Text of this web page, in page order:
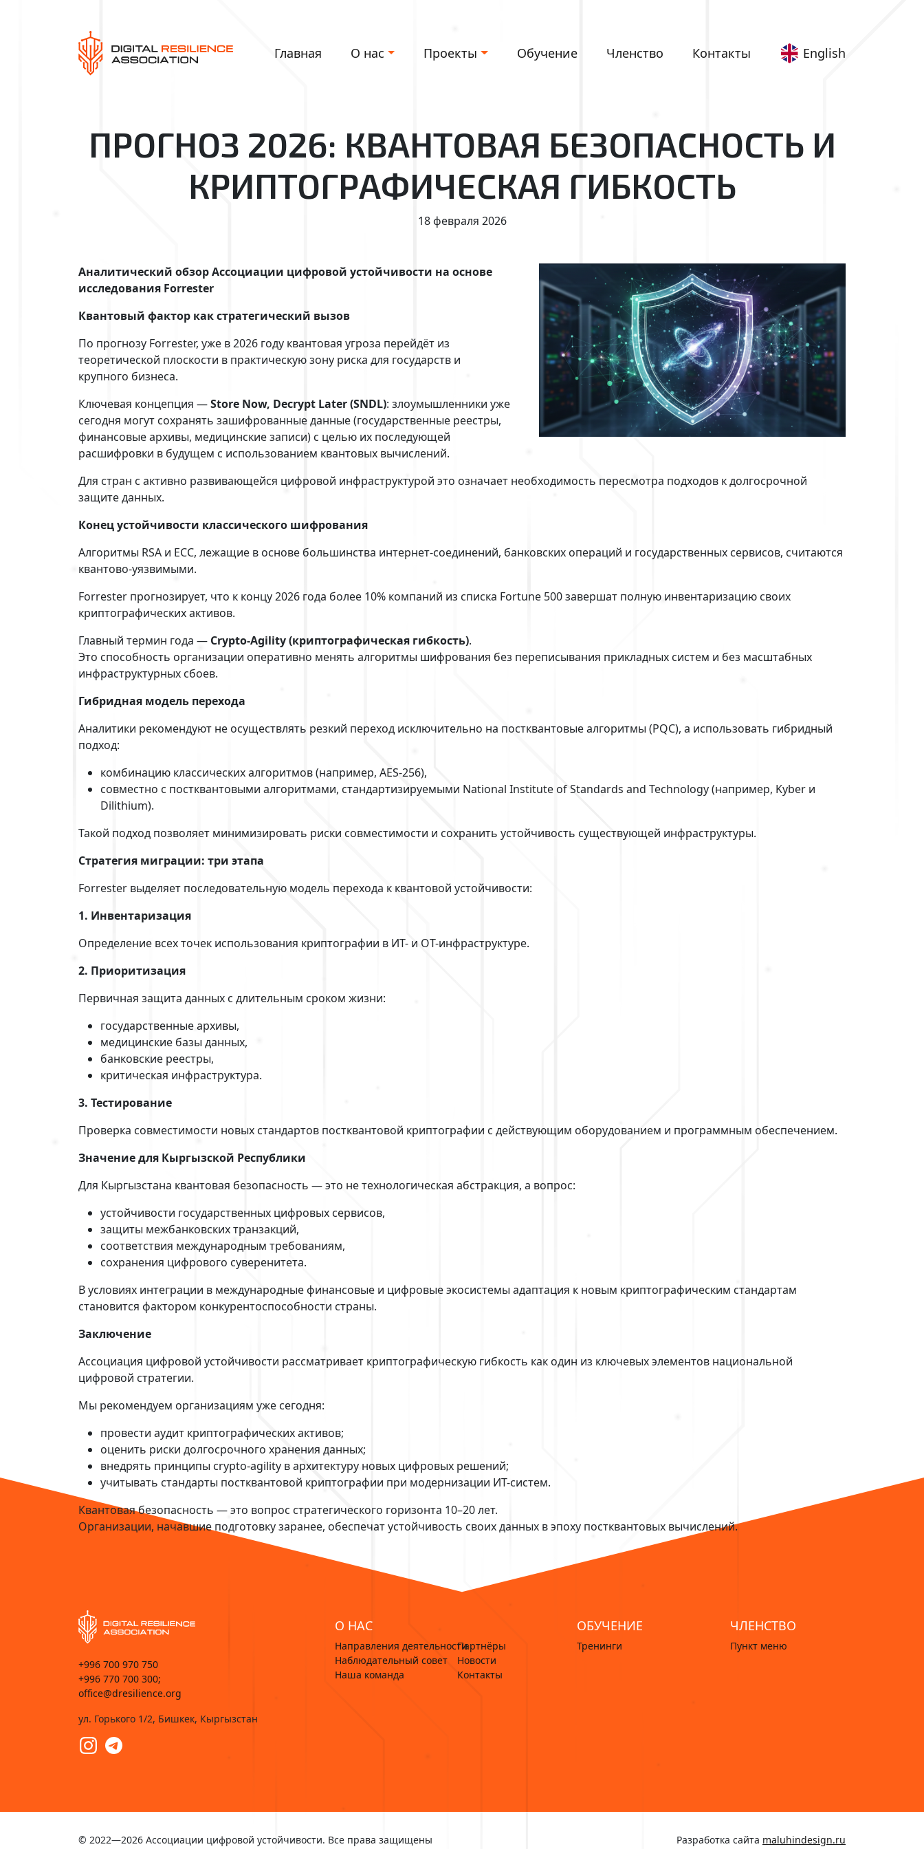
Главная О нас Проекты Обучение Членство Контакты English
ПРОГНОЗ 2026: КВАНТОВАЯ БЕЗОПАСНОСТЬ И
КРИПТОГРАФИЧЕСКАЯ ГИБКОСТЬ
18 февраля 2026
Аналитический обзор Ассоциации цифровой устойчивости на основе
исследования Forrester
Квантовый фактор как стратегический вызов
По прогнозу Forrester, уже в 2026 году квантовая угроза перейдёт из
теоретической плоскости в практическую зону риска для государств и
крупного бизнеса.
Ключевая концепция —Store Now, Decrypt Later (SNDL): злоумышленники уже
сегодня могут сохранять зашифрованные данные (государственные реестры,
финансовые архивы, медицинские записи) с целью их последующей
расшифровки в будущем с использованием квантовых вычислений.
Для стран с активно развивающейся цифровой инфраструктурой это означает необходимость пересмотра подходов к долгосрочной
защите данных.
Конец устойчивости классического шифрования
Алгоритмы RSA и ECC, лежащие в основе большинства интернет-соединений, банковских операций и государственных сервисов, считаются
квантово-уязвимыми.
Forrester прогнозирует, что к концу 2026 года более 10% компаний из списка Fortune 500 завершат полную инвентаризацию своих
криптографических активов.
Главный термин года — Crypto-Agility (криптографическая гибкость).
Это способность организации оперативно менять алгоритмы шифрования без переписывания прикладных систем и без масштабных
инфраструктурных сбоев.
Гибридная модель перехода
Аналитики рекомендуют не осуществлять резкий переход исключительно на постквантовые алгоритмы (PQC), а использовать гибридный
подход:
комбинацию классических алгоритмов (например, AES-256),
совместно с постквантовыми алгоритмами, стандартизируемыми National Institute of Standards and Technology (например, Kyber и
Dilithium).
Такой подход позволяет минимизировать риски совместимости и сохранить устойчивость существующей инфраструктуры.
Стратегия миграции: три этапа
Forrester выделяет последовательную модель перехода к квантовой устойчивости:
1. Инвентаризация
Определение всех точек использования криптографии в ИТ- и OT-инфраструктуре.
2. Приоритизация
Первичная защита данных с длительным сроком жизни:
государственные архивы,
медицинские базы данных,
банковские реестры,
критическая инфраструктура.
3. Тестирование
Проверка совместимости новых стандартов постквантовой криптографии с действующим оборудованием и программным обеспечением.
Значение для Кыргызской Республики
Для Кыргызстана квантовая безопасность — это не технологическая абстракция, а вопрос:
устойчивости государственных цифровых сервисов,
защиты межбанковских транзакций,
соответствия международным требованиям,
сохранения цифрового суверенитета.
В условиях интеграции в международные финансовые и цифровые экосистемы адаптация к новым криптографическим стандартам
становится фактором конкурентоспособности страны.
Заключение
Ассоциация цифровой устойчивости рассматривает криптографическую гибкость как один из ключевых элементов национальной
цифровой стратегии.
Мы рекомендуем организациям уже сегодня:
провести аудит криптографических активов;
оценить риски долгосрочного хранения данных;
внедрять принципы crypto-agility в архитектуру новых цифровых решений;
учитывать стандарты постквантовой криптографии при модернизации ИТ-систем.
Квантовая безопасность — это вопрос стратегического горизонта 10–20 лет.
Организации, начавшие подготовку заранее, обеспечат устойчивость своих данных в эпоху постквантовых вычислений.
+996 700 970 750
+996 770 700 300;
office@dresilience.org
ул. Горького 1/2, Бишкек, Кыргызстан
О НАС
Направления деятельности
Наблюдательный совет
Наша команда
Партнёры
Новости
Контакты
ОБУЧЕНИЕ
Тренинги
ЧЛЕНСТВО
Пункт меню
© 2022—2026 Ассоциации цифровой устойчивости. Все права защищены Разработка сайта maluhindesign.ru